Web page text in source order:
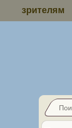
зрителям